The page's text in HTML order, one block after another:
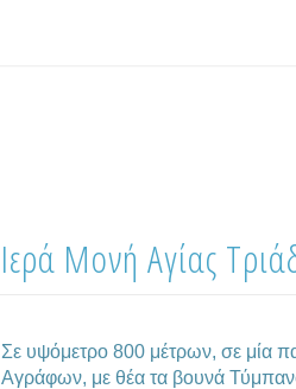
Ιερά Μονή Αγίας
Σε υψόμετρο 800 μέτρων, σε μία
Αγράφων, με θέα τα βουνά